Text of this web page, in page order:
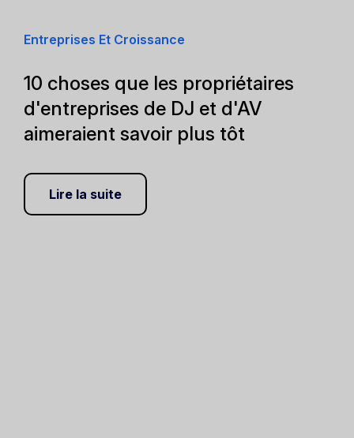
Entreprises Et Croissance
10 choses que les propriétaires
d'entreprises de DJ et d'AV
aimeraient savoir plus tôt
Lire la suite